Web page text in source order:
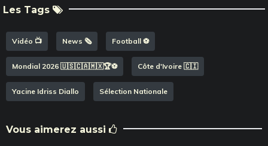
Les Tags
Vidéo 📺 News 🗞️ Football ⚽️
Mondial 2026 🇺🇸🇨🇦🇲🇽🏆⚽️ Côte d'Ivoire 🇨🇮
Yacine Idriss Diallo Sélection Nationale
Vous aimerez aussi